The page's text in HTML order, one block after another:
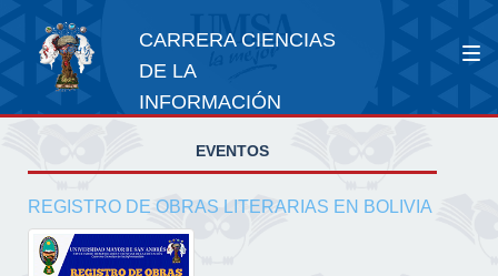
CARRERA CIENCIAS
DE LA
INFORMACIÓN
EVENTOS
REGISTRO DE OBRAS LITERARIAS EN BOLIVIA